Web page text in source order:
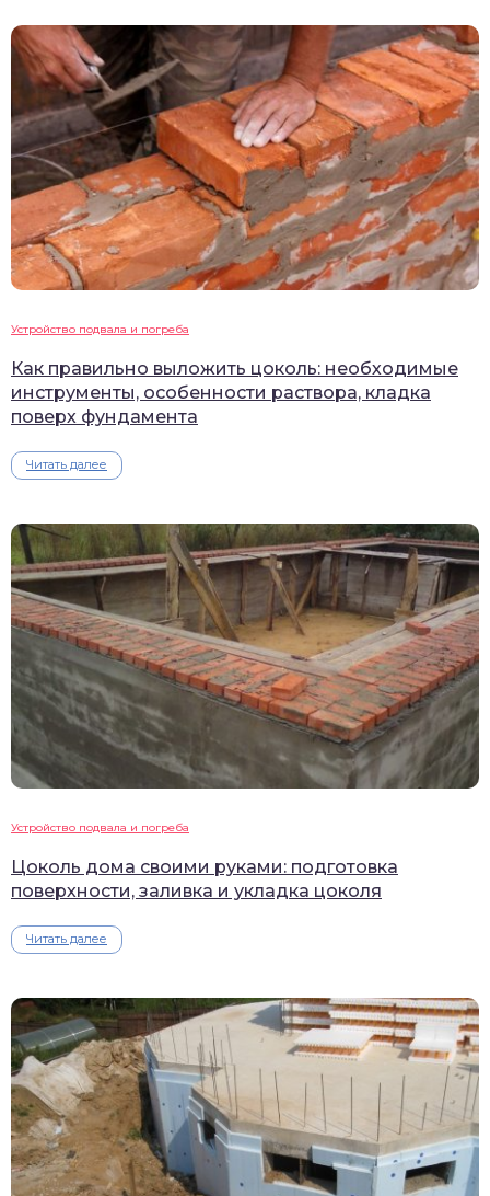
Устройство подвала и погреба
Как правильно выложить цоколь: необходимые
инструменты, особенности раствора, кладка
поверх фундамента
Читать далее
Устройство подвала и погреба
Цоколь дома своими руками: подготовка
поверхности, заливка и укладка цоколя
Читать далее